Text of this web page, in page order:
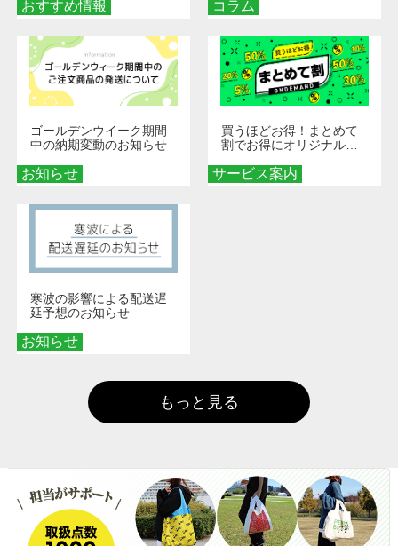
おすすめ情報
める秘訣
コラム
とメリットを解説
お知らせ
ゴールデンウイーク期間
中の納期変動のお知らせ
サービス案内
買うほどお得！まとめて
割でお得にオリジナルグ
お知らせ
寒波の影響による配送遅
延予想のお知らせ
もっと見る